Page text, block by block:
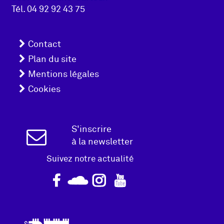
Tél.04 92 92 43 75
Menu
pied
de
page
Contact
Plan du site
Mentions légales
Cookies
Inscription
Newsletter
S'inscrire
à la newsletter
Suivez notre actualité